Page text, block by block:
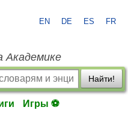
EN DE ES FR
Академике
Найти!
Игры ⚽